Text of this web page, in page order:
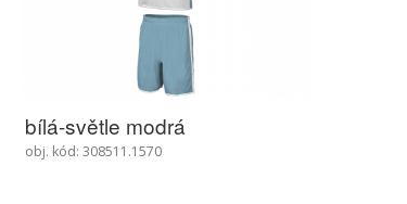
bílá-červená
obj. kód: 308511.1600